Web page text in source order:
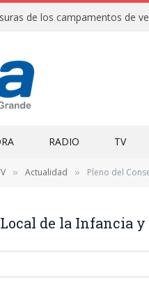
RADIO TV
» Actualidad » Pleno del
de la Infancia